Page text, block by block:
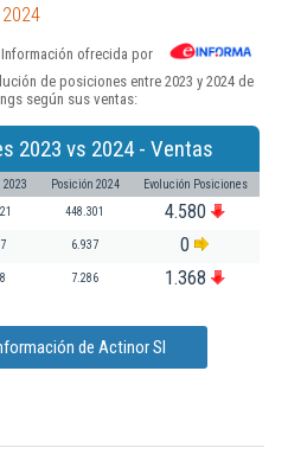
Información ofrecida por
de posiciones entre 2023 y 2024 de
según sus ventas:
2023 vs 2024 - Ventas
2023 Posición 2024 Evolución Posiciones
448.301 4.580
6.937 0
7.286 1.368
de Actinor Sl